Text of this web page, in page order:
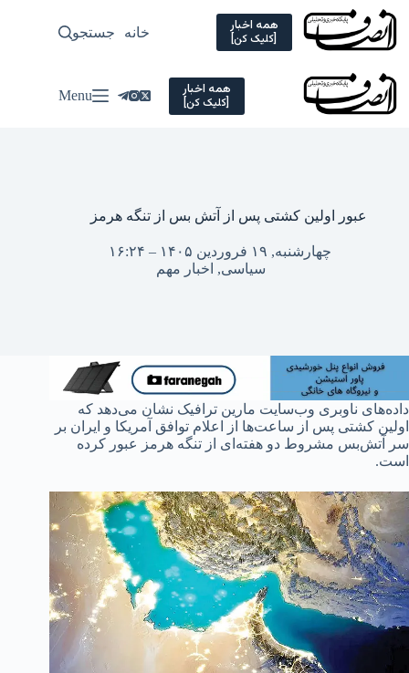
Skip
content
همه اخبار
[کلیک کن] خانه سیاسی
جستجو
همه اخبار
[کلیک کن] Menu
عبور اولین کشتی پس از آتش بس از تنگه هرمز
چهارشنبه, ۱۹ فروردین ۱۴۰۵ – ۱۶:۲۴
سیاسی, اخبار مهم
داده‌های ناوبری وب‌سایت مارین ترافیک نشان می‌دهد که
اولین کشتی پس از ساعت‌ها از اعلام توافق آمریکا و ایران بر
سر آتش‌بس مشروط دو هفته‌ای از تنگه هرمز عبور کرده
است.